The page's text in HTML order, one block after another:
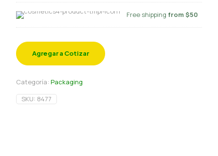
Free shipping from $50
Agregar a Cotizar
Categoría: Packaging
SKU: 8477